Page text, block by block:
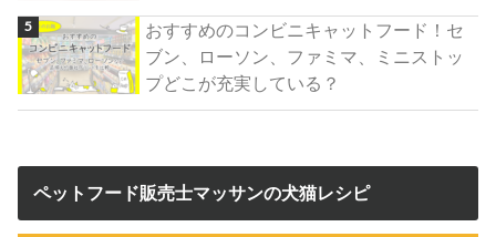
おすすめのコンビニキャットフード！セ
ブン、ローソン、ファミマ、ミニストッ
プどこが充実している？
ペットフード販売士マッサンの犬猫レシピ